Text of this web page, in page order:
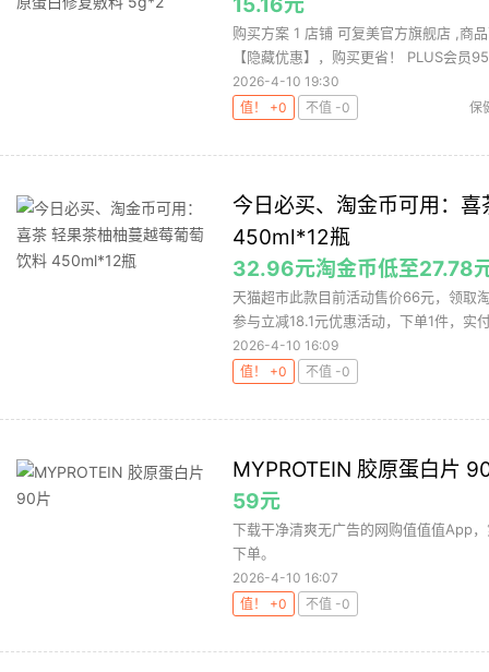
购买方案 1 店铺 可复美官方旗舰店 ,商
【隐藏优惠】，购买更省！ PLUS会员
2026-4-10 19:30
值！ +0
不值 -0 保
今日必买、淘金币可用：
450ml*12瓶
32.96元淘金币低至27.78
天猫超市此款目前活动售价66元，领取
参与立减18.1元优惠活动，下单1件，实
2026-4-10 16:09
值！ +0
不值 -0
MYPROTEIN 胶原蛋白片
59元
下载干净清爽无广告的网购值值值App
下单。
2026-4-10 16:07
值！ +0
不值 -0